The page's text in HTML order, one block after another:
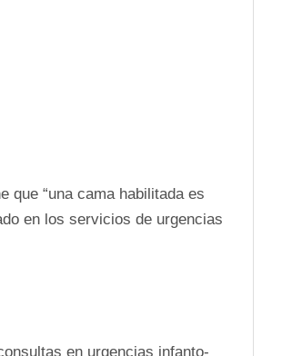
que “una cama habilitada es
en los servicios de urgencias
en urgencias infanto-